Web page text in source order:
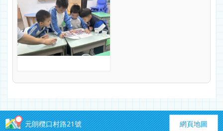
網頁地圖
元朗欖口村路21號